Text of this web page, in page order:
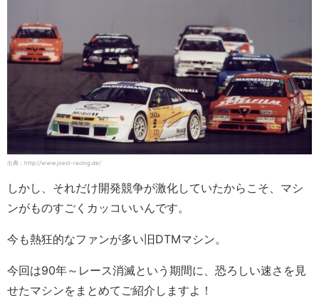
出典：http://www.joest-racing.de/
しかし、それだけ開発競争が激化していたからこそ、マシ
ンがものすごくカッコいいんです。
今も熱狂的なファンが多い旧DTMマシン。
今回は90年～レース消滅という期間に、恐ろしい速さを見
せたマシンをまとめてご紹介しますよ！